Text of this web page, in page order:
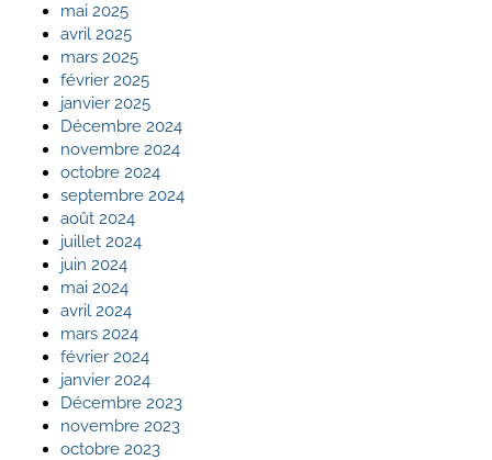
mai 2025
avril 2025
mars 2025
février 2025
janvier 2025
Décembre 2024
novembre 2024
octobre 2024
septembre 2024
août 2024
juillet 2024
juin 2024
mai 2024
avril 2024
mars 2024
février 2024
janvier 2024
Décembre 2023
novembre 2023
octobre 2023